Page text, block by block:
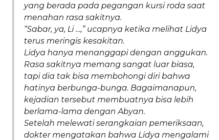
yang berada pada pegangan kursi roda saat
menahan rasa sakitnya.
“Sabar, ya, Li …,” ucapnya ketika melihat Lidya
terus meringis kesakitan.
Lidya hanya menanggapi dengan anggukan.
Rasa sakitnya memang sangat luar biasa,
tapi dia tak bisa membohongi diri bahwa
hatinya berbunga-bunga. Bagaimanapun,
kejadian tersebut membuatnya bisa lebih
berlama-lama dengan Abyan.
Setelah melewati serangkaian pemeriksaan,
dokter mengatakan bahwa Lidya mengalami